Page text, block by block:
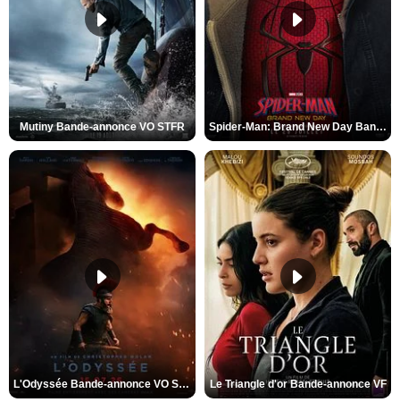
Mutiny Bande-annonce VO STFR Spider-Man: Brand New Day Bande-annonce VO STFR
L'Odyssée Bande-annonce VO STFR Le Triangle d'or Bande-annonce VF